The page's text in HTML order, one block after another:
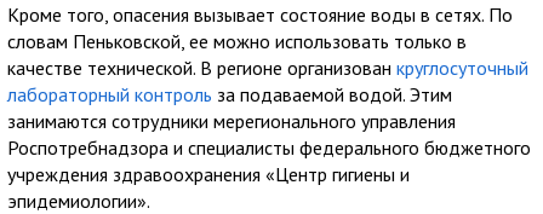
Кроме того, опасения вызывает состояние воды в сетях. По
словам Пеньковской, ее можно использовать только в
качестве технической. В регионе организован круглосуточный
лабораторный контроль за подаваемой водой. Этим
занимаются сотрудники мерегионального управления
Роспотребнадзора и специалисты федерального бюджетного
учреждения здравоохранения «Центр гигиены и
эпидемиологии».